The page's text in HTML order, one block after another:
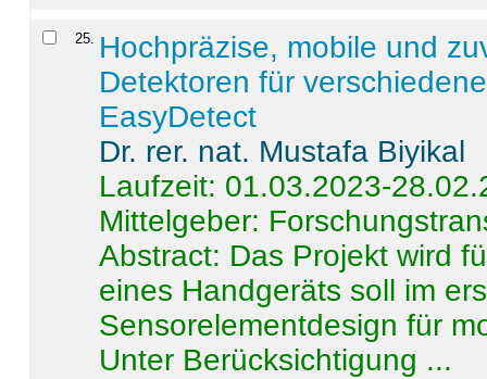
25. Hochpräzise, mobile und
Detektoren für
EasyDetect
Dr. rer. nat. Mustafa Biyikal
Laufzeit: 01.03.2023-
Mittelgeber:
Abstract: Das Projekt wird
eines Handgeräts soll im
Sensorelementdesign für
Unter Berücksichtigung ...